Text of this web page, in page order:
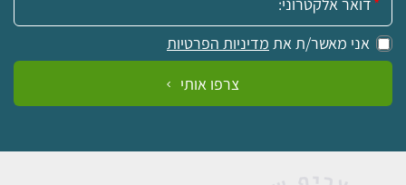
אני מאשר/ת את מדיניות הפרטיות
צרפו אותי